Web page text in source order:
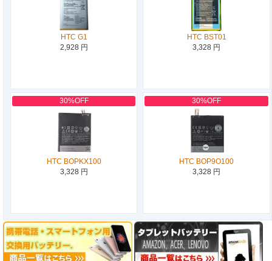
HTC G1
2,928 円
HTC BST01
3,328 円
30%OFF
HTC BOPKX100
3,328 円
30%OFF
HTC BOP9O100
3,328 円